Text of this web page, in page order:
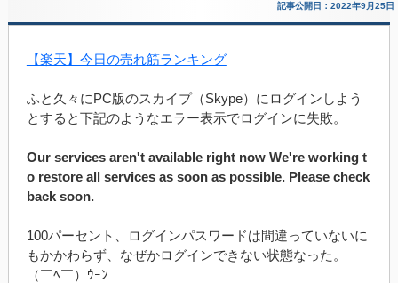
記事公開日：2022年9月25日
【楽天】今日の売れ筋ランキング
ふと久々にPC版のスカイプ（Skype）にログインしよう
とすると下記のようなエラー表示でログインに失敗。
Our services aren't available right now We're working t
o restore all services as soon as possible. Please check
back soon.
100パーセント、ログインパスワードは間違っていないに
もかかわらず、なぜかログインできない状態なった。
（￣ﾍ￣）ｳｰﾝ